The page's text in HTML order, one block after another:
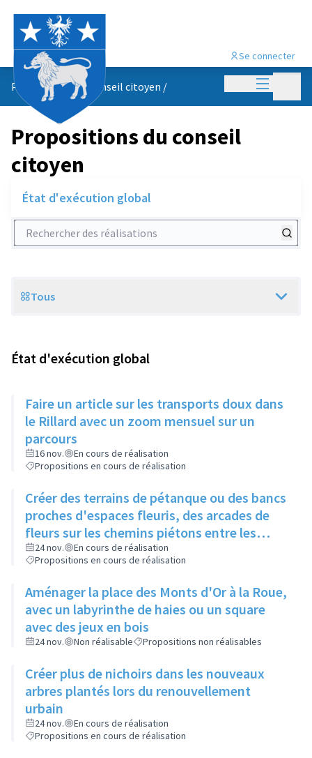
Menu
Se connecter
Propositions du conseil citoyen /
Propositions du conseil
citoyen
État d'exécution global
Rechercher des réalisations
Scope
Tous
État d'exécution global
Faire un article sur les transports doux dans
le Rillard avec un zoom mensuel sur un
parcours
16 nov.
En cours de réalisation
Propositions en cours de réalisation
Créer des terrains de pétanque ou des bancs
proches d'espaces fleuris, des arcades de
fleurs sur les chemins piétons entre les
immeubles
24 nov.
En cours de réalisation
Propositions en cours de réalisation
Aménager la place des Monts d'Or à la Roue,
avec un labyrinthe de haies ou un square
avec des jeux en bois
24 nov. Non réalisable Propositions non réalisables
Créer plus de nichoirs dans les nouveaux
arbres plantés lors du renouvellement
urbain
24 nov.
En cours de réalisation
Propositions en cours de réalisation